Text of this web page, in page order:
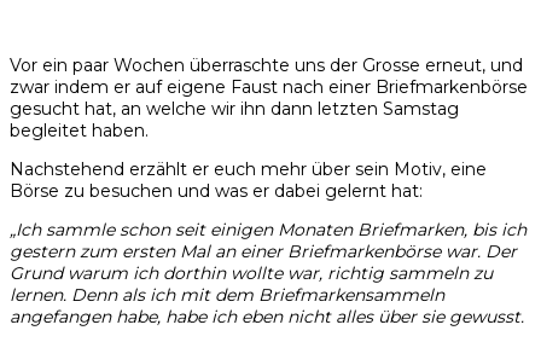
Vor ein paar Wochen überraschte uns der Grosse erneut, und
zwar indem er auf eigene Faust nach einer Briefmarkenbörse
gesucht hat, an welche wir ihn dann letzten Samstag
begleitet haben.
Nachstehend erzählt er euch mehr über sein Motiv, eine
Börse zu besuchen und was er dabei gelernt hat:
„Ich sammle schon seit einigen Monaten Briefmarken, bis ich
gestern zum ersten Mal an einer Briefmarkenbörse war. Der
Grund warum ich dorthin wollte war, richtig sammeln zu
lernen. Denn als ich mit dem Briefmarkensammeln
angefangen habe, habe ich eben nicht alles über sie gewusst.